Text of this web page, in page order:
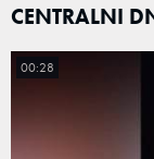
CENTRALNI
00:28